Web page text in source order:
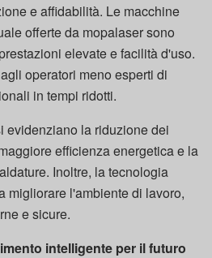
e affidabilità. Le macchine
offerte da mopalaser sono
elevate e facilità d'uso.
operatori meno esperti di
in tempi ridotti.
evidenziano la riduzione dei
efficienza energetica e la
Inoltre, la tecnologia
migliorare l'ambiente di lavoro,
e sicure.
intelligente per il futuro